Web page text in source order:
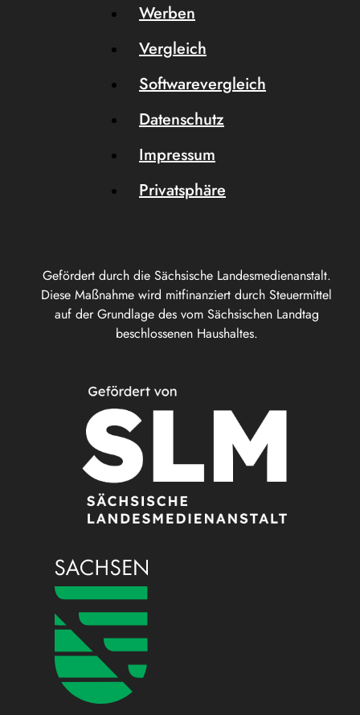
Gefördert durch die Sächsische Landesmedienanstalt.
Diese Maßnahme wird mitfinanziert durch Steuermittel
auf der Grundlage des vom Sächsischen Landtag
beschlossenen Haushaltes.
Werben
Vergleich
Softwarevergleich
Datenschutz
Impressum
Privatsphäre